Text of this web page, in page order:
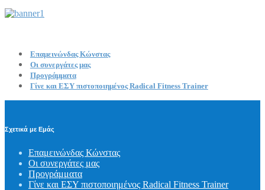
Επαμεινώνδας Κώνστας
Οι συνεργάτες μας
Προγράμματα
Γίνε και ΕΣΥ πιστοποιημένος Radical Fitness Trainer
Σχετικά με Εμάς
Επαμεινώνδας Κώνστας
Οι συνεργάτες μας
Προγράμματα
Γίνε και ΕΣΥ πιστοποιημένος Radical Fitness Trainer